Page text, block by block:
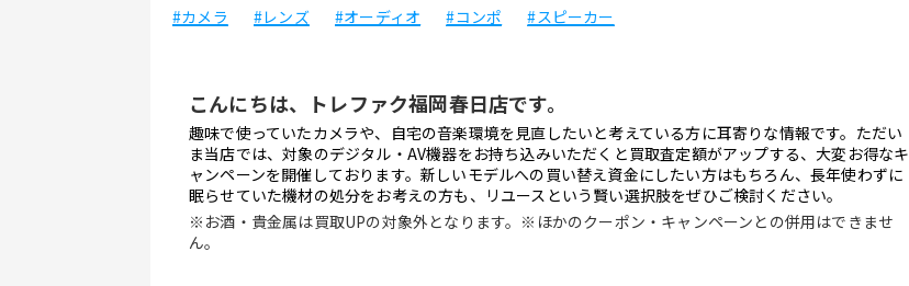
#カメラ #レンズ #オーディオ #コンポ #スピーカー
こんにちは、トレファク福岡春日店です。
趣味で使っていたカメラや、自宅の音楽環境を見直したいと考えている方に耳寄りな情報です。ただい
ま当店では、対象のデジタル・AV機器をお持ち込みいただくと買取査定額がアップする、大変お得なキ
ャンペーンを開催しております。新しいモデルへの買い替え資金にしたい方はもちろん、長年使わずに
眠らせていた機材の処分をお考えの方も、リユースという賢い選択肢をぜひご検討ください。
※お酒・貴金属は買取UPの対象外となります。※ほかのクーポン・キャンペーンとの併用はできませ
ん。